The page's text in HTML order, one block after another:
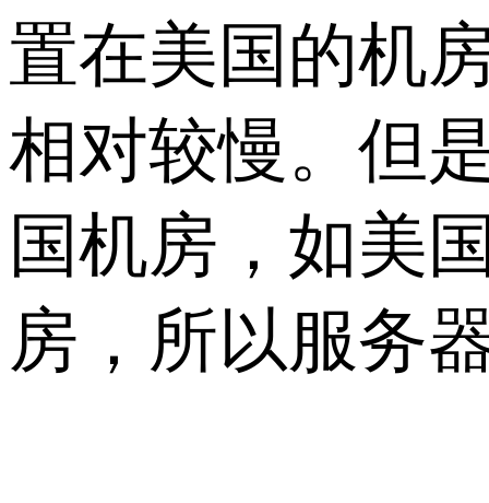
置在美国的机
相对较慢。但
国机房，如美
房，所以服务